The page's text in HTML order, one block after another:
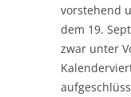
vorstehend
dem 19.
zwar unter